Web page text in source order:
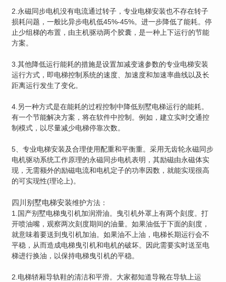
2.永磁同步电机没有电流通过转子，专业电梯安装也不存在转子
损耗问题，一般比异步电机低45%-45%。进一步降低了能耗。停
止少组梯的布置，由主机驱动两个胶囊，是一种上下运行的节能
方案。
3.其他降低运行能耗的措施是设置加减变速参数的专业电梯安装
运行方式，即电梯控制系统的速度、加速度和加速率曲线以及长
距离运行发生了变化。
4.另一种方式是在能耗的过程控制中降低别墅电梯运行的能耗。
有一个节能解决方案，将在软件中控制。例如，建立实时交通控
制模式，以尽量减少电梯停靠次数。
5、专业电梯安装及合理使用配重和平衡重。采用无齿轮永磁同步
电机驱动系统工作原理的永磁同步电机表明，其励磁由永磁体实
现，无需额外的励磁电流和电机定子的功率因数，就能实现很高
的可实现性(理论上)。
四川别墅电梯安装维护方法：
1.国产别墅电梯曳引机加润滑油。曳引机外罩上有两个刻度。打
开喷油嘴，观察两次刻度期间的油量。如果油低于下面的刻度，
就意味着要送到曳引机加油。如果油不上油，电梯长期运行会不
平稳，从而造成电梯曳引机和电机的破坏。因此需要实时送至电
梯进行换油，以保持电梯曳引机的平稳。
2.电梯轿厢导轨鞋的清洁和平滑。大家都知道导靴在导轨上运